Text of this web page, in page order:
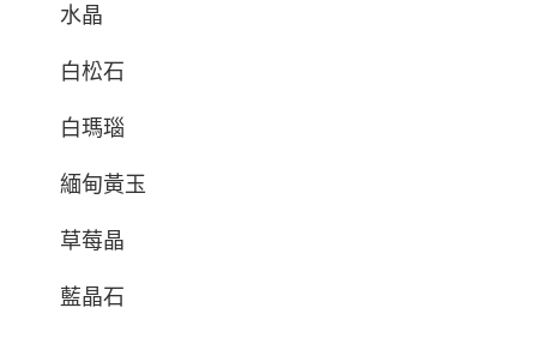
水晶
白松石
白瑪瑙
緬甸黃玉
草莓晶
藍晶石